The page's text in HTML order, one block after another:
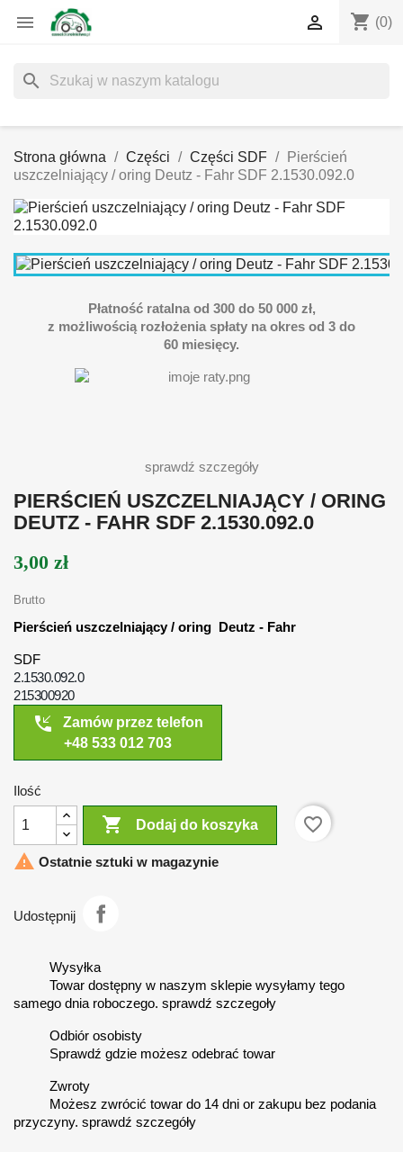
 shopping_cart (0)

search
Strona główna Części Części SDF
Pierścień
uszczelniający / oring Deutz - Fahr SDF 2.1530.092.0
Płatność ratalna od 300 do 50 000 zł,
z możliwością rozłożenia spłaty na okres od 3 do
60 miesięcy.
sprawdź szczegóły
PIERŚCIEŃ USZCZELNIAJĄCY / ORING
DEUTZ - FAHR SDF 2.1530.092.0
3,00 zł
Brutto
Pierścień uszczelniający / oring Deutz - Fahr
SDF
2.1530.092.0
215300920
phone_callback
Zamów przez telefon
+48 533 012 703
Ilość
 Dodaj do koszyka
favorite_border
 Ostatnie sztuki w magazynie
Udostępnij
Wysyłka
Towar dostępny w naszym sklepie wysyłamy tego
samego dnia roboczego. sprawdź szczegoły
Odbiór osobisty
Sprawdź gdzie możesz odebrać towar
Zwroty
Możesz zwrócić towar do 14 dni or zakupu bez podania
przyczyny. sprawdź szczegóły